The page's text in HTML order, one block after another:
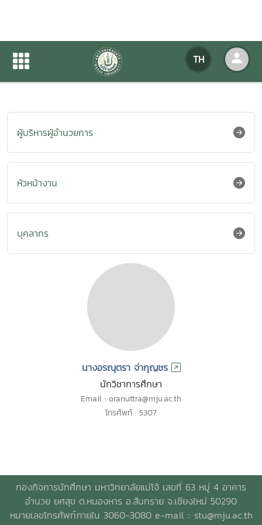
TH
ผู้บริหารผู้อำนวยการ
เกี่ยวกับหน่วยงาน บุคลากร
ผู้บริหารผู้อำนวยการ
หัวหน้างาน
บุคลากร
นางอรณุตรา จ่ากุญชร
นักวิชาการศึกษา
Email : oranuttra@mju.ac.th
โทรศัพท์ : 5307
กองกิจการนักศึกษา มหาวิทยาลัยแม่โจ้ เลขที่ 63 หมู่ 4 อาคาร
อำนวย ยศสุข ต.หนองหาร อ.สันทราย จ.เชียงใหม่ 50290
หมายเลขโทรศัพท์ภายใน 3060-3080 e-mail :: stu@mju.ac.th